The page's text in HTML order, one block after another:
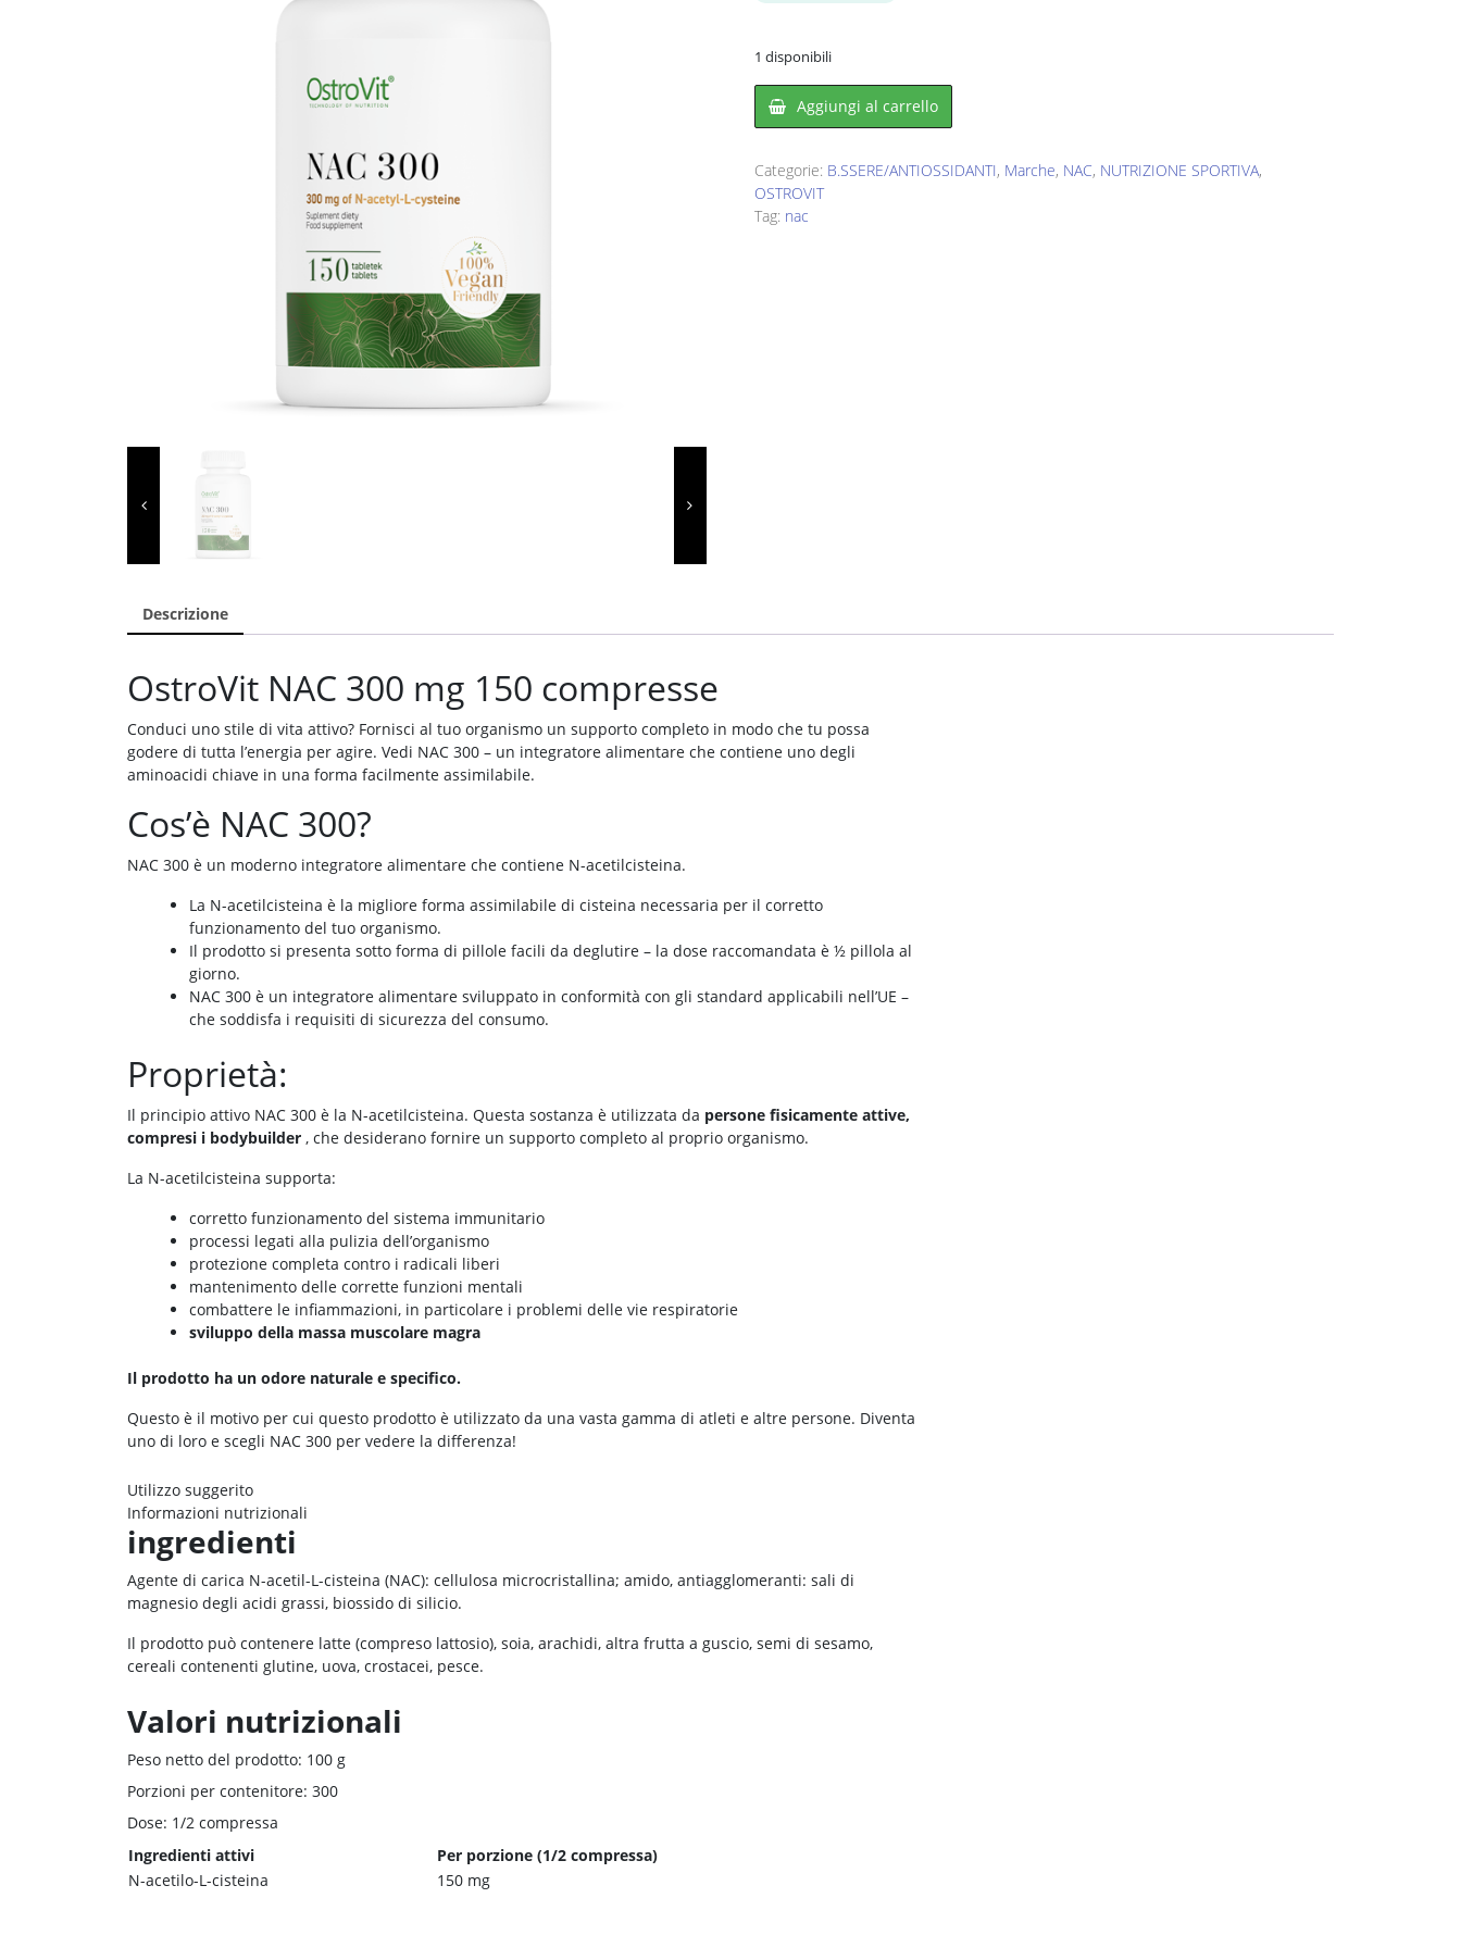
€30,00.
1 disponibili
Aggiungi al carrello
Categorie: B.SSERE/ANTIOSSIDANTI, Marche, NAC, NUTRIZIONE SPORTIVA,
OSTROVIT
Tag: nac
Descrizione
OstroVit NAC 300 mg 150 compresse
Conduci uno stile di vita attivo? Fornisci al tuo organismo un supporto completo in modo che tu possa
godere di tutta l’energia per agire. Vedi NAC 300 – un integratore alimentare che contiene uno degli
aminoacidi chiave in una forma facilmente assimilabile.
Cos’è NAC 300?
NAC 300 è un moderno integratore alimentare che contiene N-acetilcisteina.
La N-acetilcisteina è la migliore forma assimilabile di cisteina necessaria per il corretto
funzionamento del tuo organismo.
Il prodotto si presenta sotto forma di pillole facili da deglutire – la dose raccomandata è ½ pillola al
giorno.
NAC 300 è un integratore alimentare sviluppato in conformità con gli standard applicabili nell’UE –
che soddisfa i requisiti di sicurezza del consumo.
Proprietà:
Il principio attivo NAC 300 è la N-acetilcisteina. Questa sostanza è utilizzata da persone fisicamente attive,
compresi i bodybuilder , che desiderano fornire un supporto completo al proprio organismo.
La N-acetilcisteina supporta:
corretto funzionamento del sistema immunitario
processi legati alla pulizia dell’organismo
protezione completa contro i radicali liberi
mantenimento delle corrette funzioni mentali
combattere le infiammazioni, in particolare i problemi delle vie respiratorie
sviluppo della massa muscolare magra
Il prodotto ha un odore naturale e specifico.
Questo è il motivo per cui questo prodotto è utilizzato da una vasta gamma di atleti e altre persone. Diventa
uno di loro e scegli NAC 300 per vedere la differenza!
Utilizzo suggerito
Informazioni nutrizionali
ingredienti
Agente di carica N-acetil-L-cisteina (NAC): cellulosa microcristallina; amido, antiagglomeranti: sali di
magnesio degli acidi grassi, biossido di silicio.
Il prodotto può contenere latte (compreso lattosio), soia, arachidi, altra frutta a guscio, semi di sesamo,
cereali contenenti glutine, uova, crostacei, pesce.
Valori nutrizionali
Peso netto del prodotto: 100 g
Porzioni per contenitore: 300
Dose: 1/2 compressa
Ingredienti attivi
Per porzione (1/2 compressa)
N-acetilo-L-cisteina
150 mg